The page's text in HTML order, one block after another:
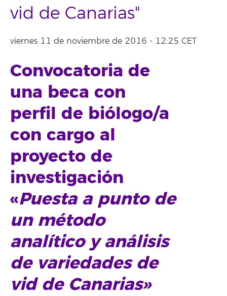
vid de Canarias"
viernes 11 de noviembre de 2016 - 12:25 CET
Convocatoria de
una beca con
perfil de biólogo/a
con cargo al
proyecto de
investigación
«Puesta a punto de
un método
analítico y análisis
de variedades de
vid de Canarias»